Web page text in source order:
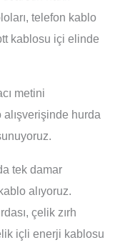
telefon kablo
kablosu içi elinde
metini
hurda
tek damar
alıyoruz.
çelik zırh
içli enerji kablosu